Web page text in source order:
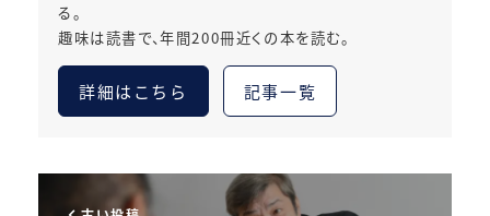
る。
趣味は読書で、年間200冊近くの本を読む。
詳細はこちら 記事一覧